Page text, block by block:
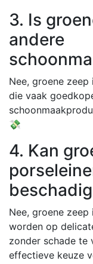
3. Is
andere
Nee, groene
die vaak
💸
4. Kan
Nee, groene
worden op
zonder schade te
effectieve keuze